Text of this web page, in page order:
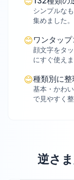
シンプルな
集めました。
😊ワンタッ
顔文字をタ
にすぐ使えま
😊種類別に整
基本・かわ
で見やすく整
逆さ